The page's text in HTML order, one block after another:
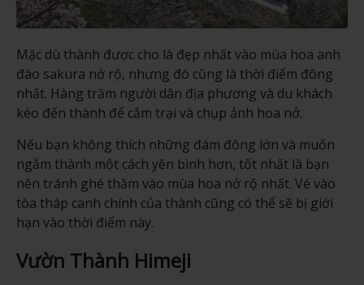
Mặc dù thành được cho là đẹp nhất vào mùa hoa anh
đào sakura nở rộ, nhưng đó cũng là thời điểm đông
nhất. Hàng trăm người dân địa phương và du khách
kéo đến thành để cắm trại và chụp ảnh hoa nở.
Nếu bạn không thích những đám đông lớn và muốn
ngắm thành một cách yên bình hơn, tốt nhất là bạn
nên tránh ghé thăm vào mùa hoa nở rộ nhất. Vé vào
tòa tháp canh chính của thành cũng có thể sẽ bị giới
hạn vào thời điểm này.
Vườn Thành Himeji